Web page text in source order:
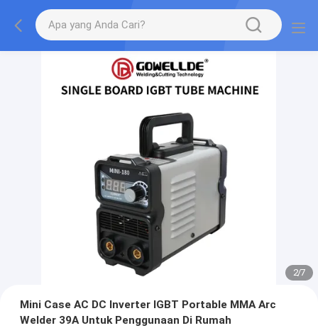
2/7
Mini Case AC DC Inverter IGBT Portable MMA Arc
Welder 39A Untuk Penggunaan Di Rumah